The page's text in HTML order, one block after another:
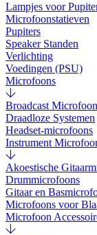
Lampjes voor
Microfoonstatieven
Pupiters
Speaker Standen
Verlichting
Voedingen (PSU)
Microfoons
Broadcast
Draadloze Systemen
Headset-microfoons
Instrument
Akoestische
Drummicrofoons
Gitaar en
Microfoons voor
Microfoon